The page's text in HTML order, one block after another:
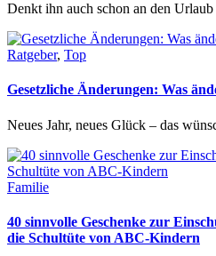
Denkt ihn auch schon an den Urlaub
Ratgeber, Top
Gesetzliche Änderungen: Was
Neues Jahr, neues Glück – das
Familie
40 sinnvolle Geschenke zur
die Schultüte von ABC-Kindern